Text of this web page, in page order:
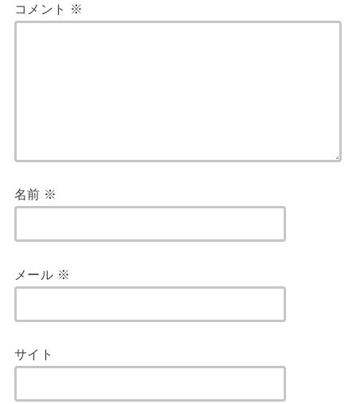
コメント ※
名前 ※
メール ※
サイト